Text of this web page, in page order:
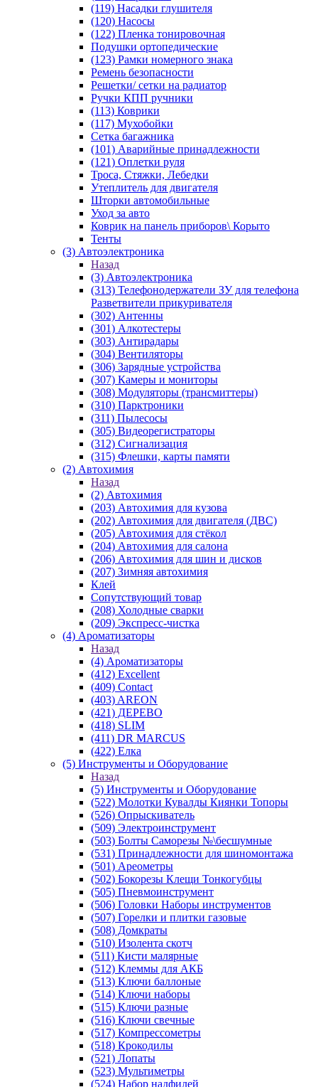
(119) Насадки глушителя
(120) Насосы
(122) Пленка тонировочная
Подушки ортопедические
(123) Рамки номерного знака
Ремень безопасности
Решетки/ сетки на радиатор
Ручки КПП ручники
(113) Коврики
(117) Мухобойки
Сетка багажника
(101) Аварийные принадлежности
(121) Оплетки руля
Троса, Стяжки, Лебедки
Утеплитель для двигателя
Шторки автомобильные
Уход за авто
Коврик на панель приборов\ Корыто
Тенты
(3) Автоэлектроника
Назад
(3) Автоэлектроника
(313) Телефонодержатели ЗУ для телефона
Разветвители прикуривателя
(302) Антенны
(301) Алкотестеры
(303) Антирадары
(304) Вентиляторы
(306) Зарядные устройства
(307) Камеры и мониторы
(308) Модуляторы (трансмиттеры)
(310) Парктроники
(311) Пылесосы
(305) Видеорегистраторы
(312) Сигнализация
(315) Флешки, карты памяти
(2) Автохимия
Назад
(2) Автохимия
(203) Автохимия для кузова
(202) Автохимия для двигателя (ДВС)
(205) Автохимия для стёкол
(204) Автохимия для салона
(206) Автохимия для шин и дисков
(207) Зимняя автохимия
Клей
Сопутствующий товар
(208) Холодные сварки
(209) Экспреcс-чистка
(4) Ароматизаторы
Назад
(4) Ароматизаторы
(412) Excellent
(409) Contact
(403) AREON
(421) ДЕРЕВО
(418) SLIM
(411) DR MARCUS
(422) Елка
(5) Инструменты и Оборудование
Назад
(5) Инструменты и Оборудование
(522) Молотки Кувалды Киянки Топоры
(526) Опрыскиватель
(509) Электроинструмент
(503) Болты Саморезы №\бесшумные
(531) Принадлежности для шиномонтажа
(501) Ареометры
(502) Бокорезы Клещи Тонкогубцы
(505) Пневмоинструмент
(506) Головки Наборы инструментов
(507) Горелки и плитки газовые
(508) Домкраты
(510) Изолента скотч
(511) Кисти малярные
(512) Клеммы для АКБ
(513) Ключи баллоные
(514) Ключи наборы
(515) Ключи разные
(516) Ключи свечные
(517) Компрессометры
(518) Крокодилы
(521) Лопаты
(523) Мультиметры
(524) Набор надфилей